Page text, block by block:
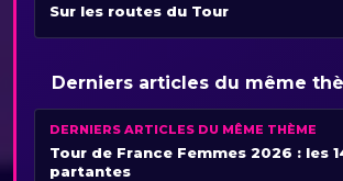
Sur les routes du Tour
Derniers articles du même
DERNIERS ARTICLES DU MÊME THÈME
Tour de France Femmes 2026 : les
partantes